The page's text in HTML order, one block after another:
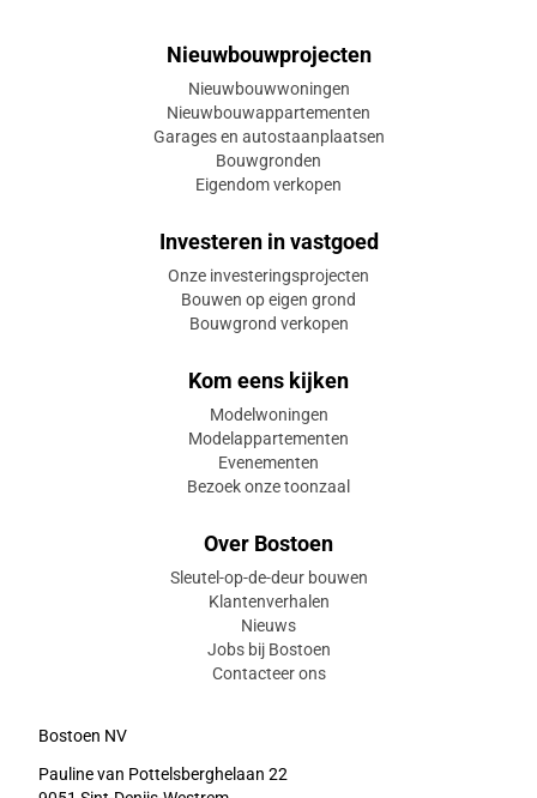
Nieuwbouwprojecten
Nieuwbouwwoningen
Nieuwbouwappartementen
Garages en autostaanplaatsen
Bouwgronden
Eigendom verkopen
Investeren in vastgoed
Onze investeringsprojecten
Bouwen op eigen grond
Bouwgrond verkopen
Kom eens kijken
Modelwoningen
Modelappartementen
Evenementen
Bezoek onze toonzaal
Over Bostoen
Sleutel-op-de-deur bouwen
Klantenverhalen
Nieuws
Jobs bij Bostoen
Contacteer ons
Bostoen NV
Pauline van Pottelsberghelaan 22